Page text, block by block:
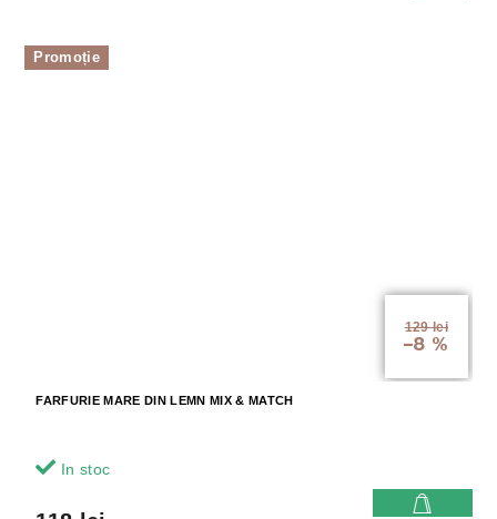
Promoție
129 lei
–8 %
FARFURIE MARE DIN LEMN MIX & MATCH
In stoc